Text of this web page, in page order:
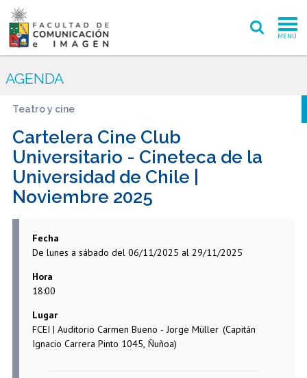
MENÚ
POSTGRADO
INVESTIGACIÓN CREACIÓN
EXTENSIÓN
ADMISIÓN
PERIODISMO
Estudiantes
AGENDA
Teatro y cine
Cartelera Cine Club
Universitario - Cineteca de la
Universidad de Chile |
Noviembre 2025
Fecha
De lunes a sábado del 06/11/2025 al 29/11/2025
Hora
18:00
Lugar
FCEI | Auditorio Carmen Bueno - Jorge Müller (Capitán
Ignacio Carrera Pinto 1045, Ñuñoa)